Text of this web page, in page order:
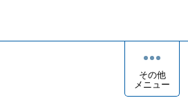
その他
メニュー